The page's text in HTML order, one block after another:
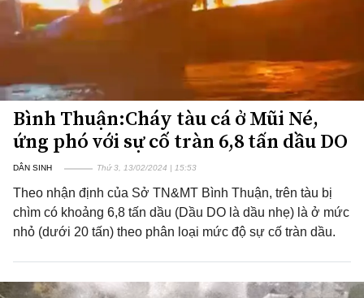
Bình Thuận:Cháy tàu cá ở Mũi Né,
ứng phó với sự cố tràn 6,8 tấn dầu DO
DÂN SINH Thứ 3, 13/02/2024 | 15:53
Theo nhận định của Sở TN&MT Bình Thuận, trên tàu bị
chìm có khoảng 6,8 tấn dầu (Dầu DO là dầu nhẹ) là ở mức
nhỏ (dưới 20 tấn) theo phân loại mức độ sự cố tràn dầu.